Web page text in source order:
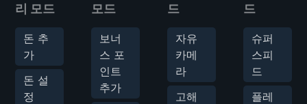
리 모드
돈 추
가
돈 설
정
모드
보너
스 포
인트
추가
드
자유
카메
라
고해
드
슈퍼
스피
드
플레